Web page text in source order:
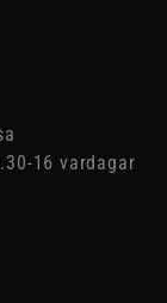
16 vardagar